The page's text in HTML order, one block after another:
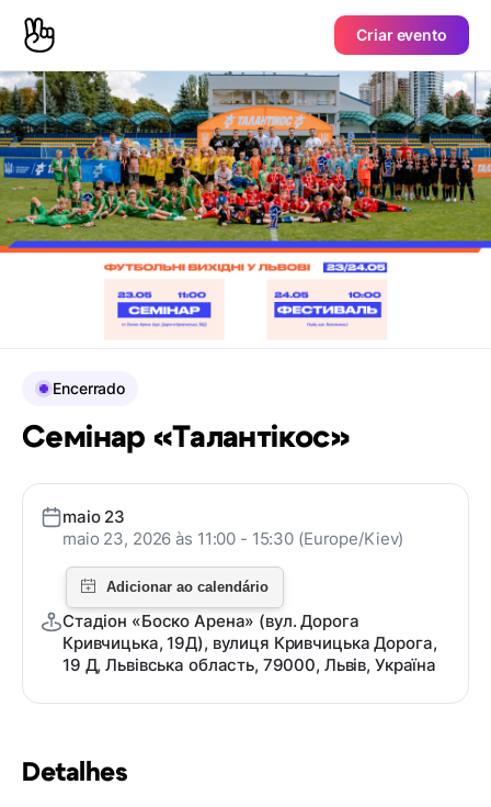
Criar evento
Detalhes
Encerrado
Семінар «Талантікос»
maio 23
maio 23, 2026 às 11:00 - 15:30 (Europe/Kiev)
Стадіон «Боско Арена» (вул. Дорога
Кривчицька, 19Д), вулиця Кривчицька Дорога,
19 Д, Львівська область, 79000, Львів, Україна